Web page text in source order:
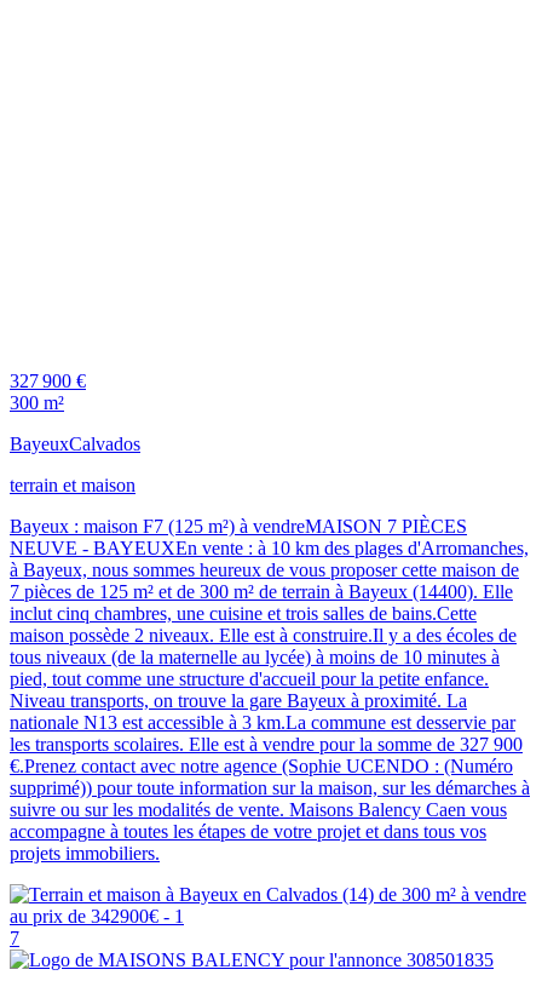
327 900 €
300 m²
BayeuxCalvados
terrain et maison
Bayeux : maison F7 (125 m²) à vendreMAISON 7 PIÈCES
NEUVE - BAYEUXEn vente : à 10 km des plages d'Arromanches,
à Bayeux, nous sommes heureux de vous proposer cette maison de
7 pièces de 125 m² et de 300 m² de terrain à Bayeux (14400). Elle
inclut cinq chambres, une cuisine et trois salles de bains.Cette
maison possède 2 niveaux. Elle est à construire.Il y a des écoles de
tous niveaux (de la maternelle au lycée) à moins de 10 minutes à
pied, tout comme une structure d'accueil pour la petite enfance.
Niveau transports, on trouve la gare Bayeux à proximité. La
nationale N13 est accessible à 3 km.La commune est desservie par
les transports scolaires. Elle est à vendre pour la somme de 327 900
€.Prenez contact avec notre agence (Sophie UCENDO : (Numéro
supprimé)) pour toute information sur la maison, sur les démarches à
suivre ou sur les modalités de vente. Maisons Balency Caen vous
accompagne à toutes les étapes de votre projet et dans tous vos
projets immobiliers.
7